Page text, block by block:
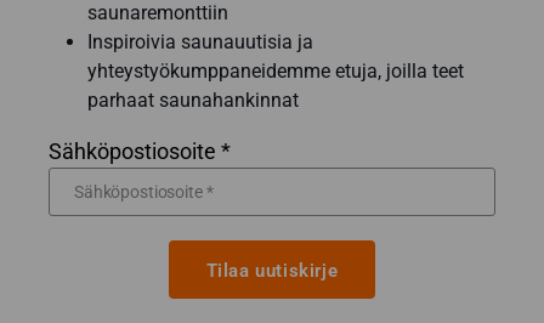
saunaremonttiin
Inspiroivia saunauutisia ja
yhteystyökumppaneidemme etuja, joilla teet
parhaat saunahankinnat
Sähköpostiosoite *
Tilaa uutiskirje